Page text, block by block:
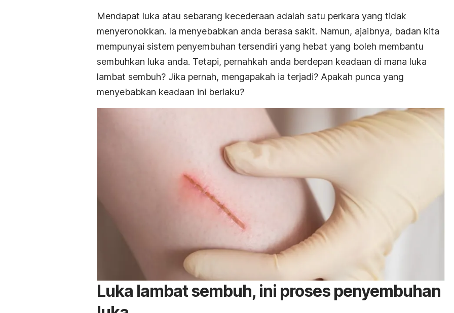
Mendapat luka atau sebarang kecederaan adalah satu perkara yang tidak
menyeronokkan. Ia menyebabkan anda berasa sakit. Namun, ajaibnya, badan kita
mempunyai sistem penyembuhan tersendiri yang hebat yang boleh membantu
sembuhkan luka anda. Tetapi, pernahkah anda berdepan keadaan di mana luka
lambat sembuh? Jika pernah, mengapakah ia terjadi? Apakah punca yang
menyebabkan keadaan ini berlaku?
Luka lambat sembuh, ini proses penyembuhan